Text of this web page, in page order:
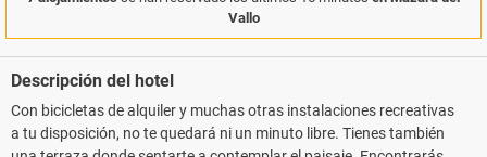
Vallo
Descripción del hotel
Con bicicletas de alquiler y muchas otras instalaciones recreativas
a tu disposición, no te quedará ni un minuto libre. Tienes también